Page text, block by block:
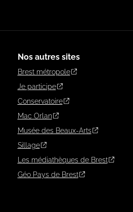
Nos autres sites
Brest métropole
Je participe
Conservatoire
Mac Orlan
Musée des Beaux-Arts
Sillage
Les médiathèques de Brest
Géo Pays de Brest